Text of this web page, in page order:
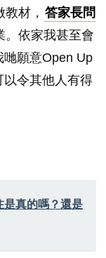
材， 答家長問
。依家我甚至會
願意Open Up
令其他人有得
是真的嗎？還是